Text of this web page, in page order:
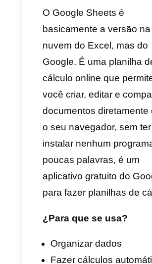
informação
clientes.
Fique aqui mais
leia todo o artigo
possa entender
como aplicar as
Google, no seu
Callbell.
O que é o
e para que é
O Google Sheets é